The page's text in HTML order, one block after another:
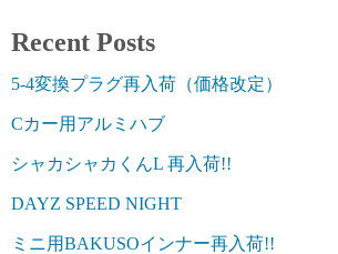
Recent Posts
5-4変換プラグ再入荷（価格改定）
Cカー用アルミハブ
シャカシャカくんL 再入荷!!
DAYZ SPEED NIGHT
ミニ用BAKUSOインナー再入荷!!